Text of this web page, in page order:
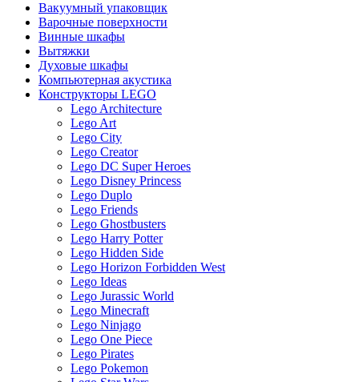
Вакуумный упаковщик
Варочные поверхности
Винные шкафы
Вытяжки
Духовые шкафы
Компьютерная акустика
Конструкторы LEGO
Lego Architecture
Lego Art
Lego City
Lego Creator
Lego DC Super Heroes
Lego Disney Princess
Lego Duplo
Lego Friends
Lego Ghostbusters
Lego Harry Potter
Lego Hidden Side
Lego Horizon Forbidden West
Lego Ideas
Lego Jurassic World
Lego Minecraft
Lego Ninjago
Lego One Piece
Lego Pirates
Lego Pokemon